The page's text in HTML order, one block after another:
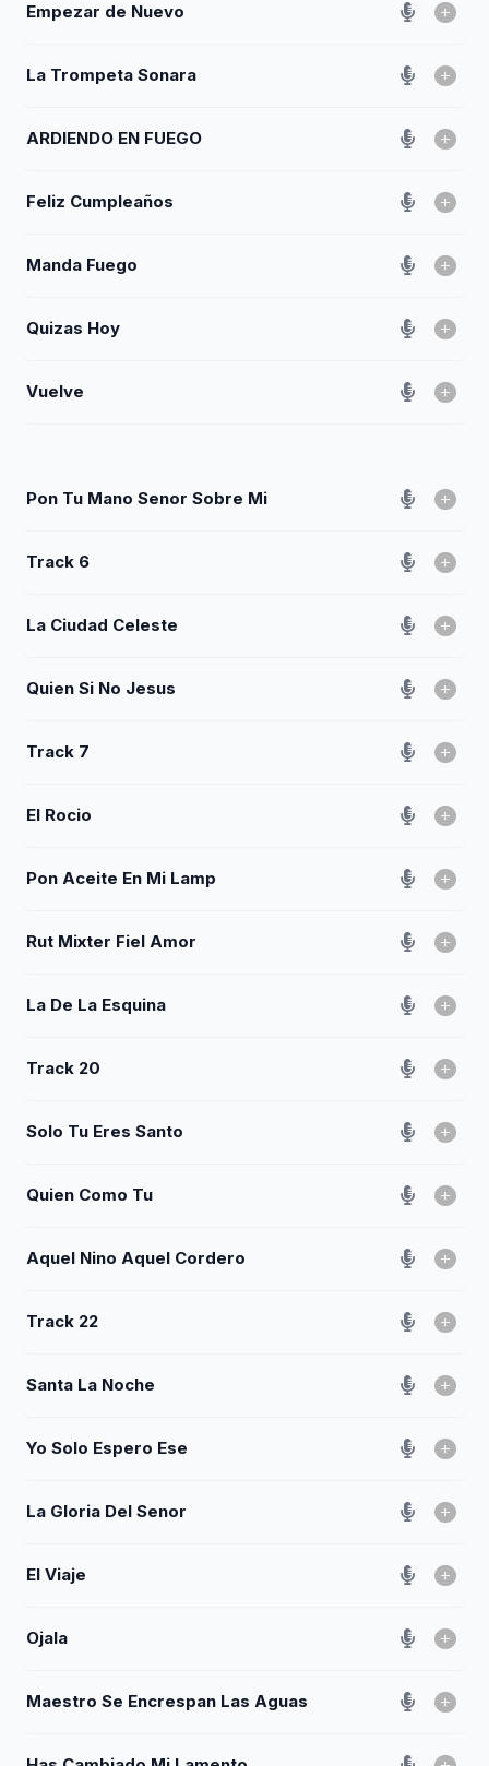
Empezar de Nuevo
La Trompeta Sonara
ARDIENDO EN FUEGO
Feliz Cumpleaños
Manda Fuego
Quizas Hoy
Vuelve
Pon Tu Mano Senor Sobre Mi
Track 6
La Ciudad Celeste
Quien Si No Jesus
Track 7
El Rocio
Pon Aceite En Mi Lamp
Rut Mixter Fiel Amor
La De La Esquina
Track 20
Solo Tu Eres Santo
Quien Como Tu
Aquel Nino Aquel Cordero
Track 22
Santa La Noche
Yo Solo Espero Ese
La Gloria Del Senor
El Viaje
Ojala
Maestro Se Encrespan Las Aguas